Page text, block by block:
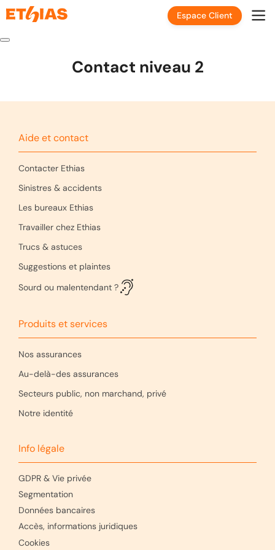
Espace Client
Contact niveau 2
Aide et contact
Contacter Ethias
Sinistres & accidents
Les bureaux Ethias
Travailler chez Ethias
Trucs & astuces
Suggestions et plaintes
Sourd ou malentendant ?
Produits et services
Nos assurances
Au-delà-des assurances
Secteurs public, non marchand, privé
Notre identité
Info légale
GDPR & Vie privée
Segmentation
Données bancaires
Accès, informations juridiques
Cookies